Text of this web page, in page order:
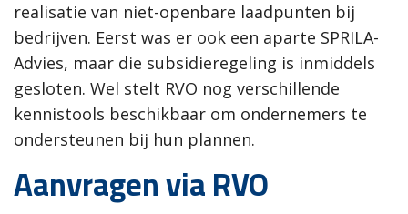
realisatie van niet-openbare laadpunten bij
bedrijven. Eerst was er ook een aparte SPRILA-
Advies, maar die subsidieregeling is inmiddels
gesloten. Wel stelt RVO nog verschillende
kennistools beschikbaar om ondernemers te
ondersteunen bij hun plannen.
Aanvragen via RVO